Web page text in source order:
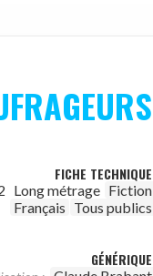
FICHE TECHNIQUE
Long métrage Fiction
Français Tous publics
GÉNÉRIQUE